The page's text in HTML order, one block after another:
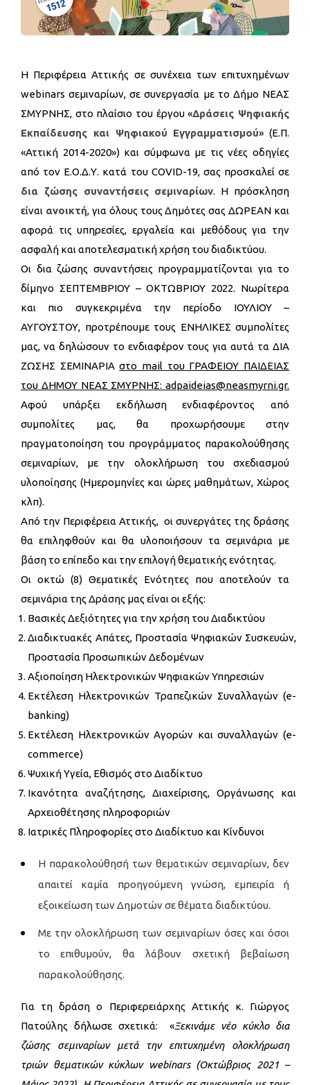
H Περιφέρεια Αττικής σε συνέχεια των επιτυχημένων
webinars σεμιναρίων, σε συνεργασία με το Δήμο ΝΕΑΣ
ΣΜΥΡΝΗΣ, στο πλαίσιο του έργου «Δράσεις Ψηφιακής
Εκπαίδευσης και Ψηφιακού Εγγραμματισμού» (Ε.Π.
«Αττική 2014-2020») και σύμφωνα με τις νέες οδηγίες
από τον Ε.Ο.Δ.Υ. κατά του COVID-19, σας προσκαλεί σε
δια ζώσης συναντήσεις σεμιναρίων. Η πρόσκληση
είναι ανοικτή, για όλους τους Δημότες σας ΔΩΡΕΑΝ και
αφορά τις υπηρεσίες, εργαλεία και μεθόδους για την
ασφαλή και αποτελεσματική χρήση του διαδικτύου.
Οι δια ζώσης συναντήσεις προγραμματίζονται για το
δίμηνο ΣΕΠΤΕΜΒΡΙΟΥ – ΟΚΤΩΒΡΙΟΥ 2022. Νωρίτερα
και πιο συγκεκριμένα την περίοδο ΙΟΥΛΙΟΥ –
ΑΥΓΟΥΣΤΟΥ, προτρέπουμε τους ΕΝΗΛΙΚΕΣ συμπολίτες
μας, να δηλώσουν το ενδιαφέρον τους για αυτά τα ΔΙΑ
ΖΩΣΗΣ ΣΕΜΙΝΑΡΙΑστο mail του ΓΡΑΦΕΙΟΥ ΠΑΙΔΕΙΑΣ
του ΔΗΜΟΥ ΝΕΑΣ ΣΜΥΡΝΗΣ: adpaideias@neasmyrni.gr.
Αφού υπάρξει εκδήλωση ενδιαφέροντος από
συμπολίτες μας, θα προχωρήσουμε στην
πραγματοποίηση του προγράμματος παρακολούθησης
σεμιναρίων, με την ολοκλήρωση του σχεδιασμού
υλοποίησης (Ημερομηνίες και ώρες μαθημάτων, Χώρος
κλπ).
Από την Περιφέρεια Αττικής, οι συνεργάτες της δράσης
θα επιληφθούν και θα υλοποιήσουν τα σεμινάρια με
βάση το επίπεδο και την επιλογή θεματικής ενότητας.
Οι οκτώ (8) Θεματικές Ενότητες που αποτελούν τα
σεμινάρια της Δράσης μας είναι οι εξής:
Βασικές Δεξιότητες για την χρήση του Διαδικτύου
Διαδικτυακές Απάτες, Προστασία Ψηφιακών Συσκευών,
Προστασία Προσωπικών Δεδομένων
Αξιοποίηση Ηλεκτρονικών Ψηφιακών Υπηρεσιών
Εκτέλεση Ηλεκτρονικών Τραπεζικών Συναλλαγών (e-
banking)
Εκτέλεση Ηλεκτρονικών Αγορών και συναλλαγών (e-
commerce)
Ψυχική Υγεία, Εθισμός στο Διαδίκτυο
Ικανότητα αναζήτησης, Διαχείρισης, Οργάνωσης και
Αρχειοθέτησης πληροφοριών
Ιατρικές Πληροφορίες στο Διαδίκτυο και Κίνδυνοι
Η παρακολούθησή των θεματικών σεμιναρίων, δεν
απαιτεί καμία προηγούμενη γνώση, εμπειρία ή
εξοικείωση των Δημοτών σε θέματα διαδικτύου.
Με την ολοκλήρωση των σεμιναρίων όσες και όσοι
το επιθυμούν, θα λάβουν σχετική βεβαίωση
παρακολούθησης.
Για τη δράση ο Περιφερειάρχης Αττικής κ. Γιώργος
Πατούλης δήλωσε σχετικά: «Ξεκινάμε νέο κύκλο δια
ζώσης σεμιναρίων μετά την επιτυχημένη ολοκλήρωση
τριών θεματικών κύκλων webinars(Οκτώβριος 2021 –